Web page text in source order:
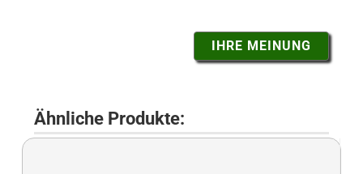
IHRE MEINUNG
Ähnliche Produkte: